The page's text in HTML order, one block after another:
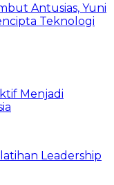
Antusias, Yuni
Teknologi
Menjadi
Leadership